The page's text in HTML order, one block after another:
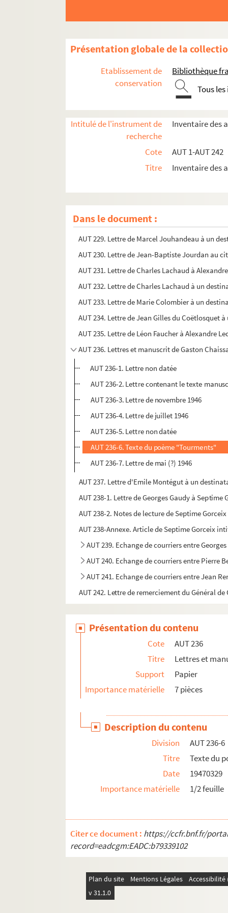
Présentation globale de la
Etablissement de
conservation
Bibliothèque
Tous
Intitulé de l'instrument de
recherche
Inventaire des
Cote
AUT 1-AUT 242
Titre
Inventaire des
Dans le document :
AUT 219. Lettre de Georges Fourest à un
AUT 221. Lettres de Jean-Baptiste Jourdan
AUT 222-1-AUT 222-4. Lettres de Marie
AUT 223-1-AUT 223-3. Lettres de Jules
AUT 223-4. Dessin de Jules Sandeau
AUT 226. Lettre de Marcelle Tinayre à un éditeur
AUT 227. Lettre de Maryse Bastié à Madame
AUT 228. Lettre de Jean Guitton à un
AUT 229. Lettre de Marcel Jouhandeau à un
AUT 230. Lettre de Jean-Baptiste Jourdan au
AUT 231. Lettre de Charles Lachaud à
AUT 232. Lettre de Charles Lachaud à un
AUT 233. Lettre de Marie Colombier à un
AUT 234. Lettre de Jean Gilles du Coëtlosquet
AUT 235. Lettre de Léon Faucher à Alexandre
AUT 236. Lettres et manuscrit de Gaston
AUT 236-1. Lettre non datée
AUT 236-2. Lettre contenant le texte
AUT 236-3. Lettre de novembre 1946
AUT 236-4. Lettre de juillet 1946
AUT 236-5. Lettre non datée
AUT 236-6. Texte du poème "Tourments"
AUT 236-7. Lettre de mai (?) 1946
AUT 237. Lettre d'Emile Montégut à un
AUT 238-1. Lettre de Georges Gaudy à Septime
AUT 238-2. Notes de lecture de Septime
AUT 238-Annexe. Article de Septime Gorceix
AUT 239. Echange de courriers entre
AUT 240. Echange de courriers entre Pierre
AUT 241. Echange de courriers entre Jean
AUT 242. Lettre de remerciement du Général
Présentation du contenu
Cote
AUT 236
Titre
Lettres et
Support
Papier
Importance matérielle
7 pièces
Description du contenu
Division
AUT 236-6
Titre
Texte du
Date
19470329
Importance matérielle
1/2 feuille
Citer ce document : https://ccfr.bnf.fr/
record=eadcgm:EADC:b79339102
Plan du site Mentions Légales
v 31.1.0